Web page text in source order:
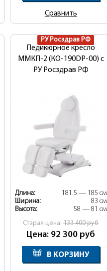
Сравнить
РУ Росздрав РФ
Педикюрное кресло
ММКП-2 (КО-190DP-00) с
РУ Росздрав РФ
Длина:
181.5 — 185 см
Ширина:
83 см
Высота:
58 — 81 см
Cтарая цена:133 400руб
Цена: 92 300 руб
В КОРЗИНУ